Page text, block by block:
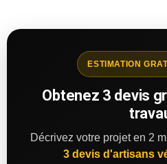
ESTIMATION
Obtenez 3 devis
Décrivez votre projet en 2
3 devis d'artisans